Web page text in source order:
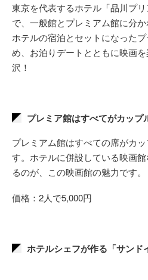
東京を代表するホテル「品川プ
で、一般館とプレミアム館に分
ホテルの宿泊とセットになった
め、お泊りデートとともに映画
沢！
プレミア館はすべてがカップ
プレミアム館はすべての席がカ
す。ホテルに併設している映画
るのが、この映画館の魅力です。
価格：2人で5,000円
ホテルシェフが作る「サンド